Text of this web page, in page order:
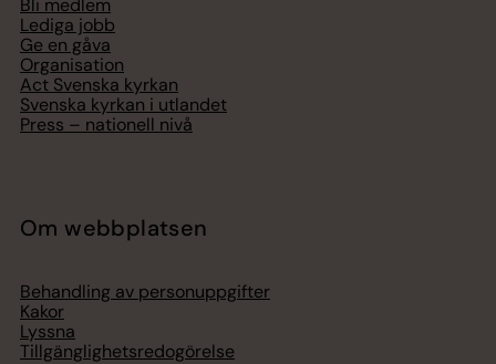
Bli medlem
Lediga jobb
Ge en gåva
Organisation
Act Svenska kyrkan
Svenska kyrkan i utlandet
Press – nationell nivå
Om webbplatsen
Behandling av personuppgifter
Kakor
Lyssna
Tillgänglighetsredogörelse